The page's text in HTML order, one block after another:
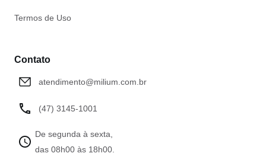
Termos de Uso
Contato
atendimento@milium.com.br
(47) 3145-1001
De segunda à sexta,
das 08h00 às 18h00.